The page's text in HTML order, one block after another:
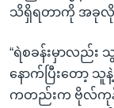
သိရှိရတာကို အခုလို
“ရဲစခန်းမှာလည်း
နောက်ပြီးတော့
ကတည်းက ဗိုလ်ကုန်း